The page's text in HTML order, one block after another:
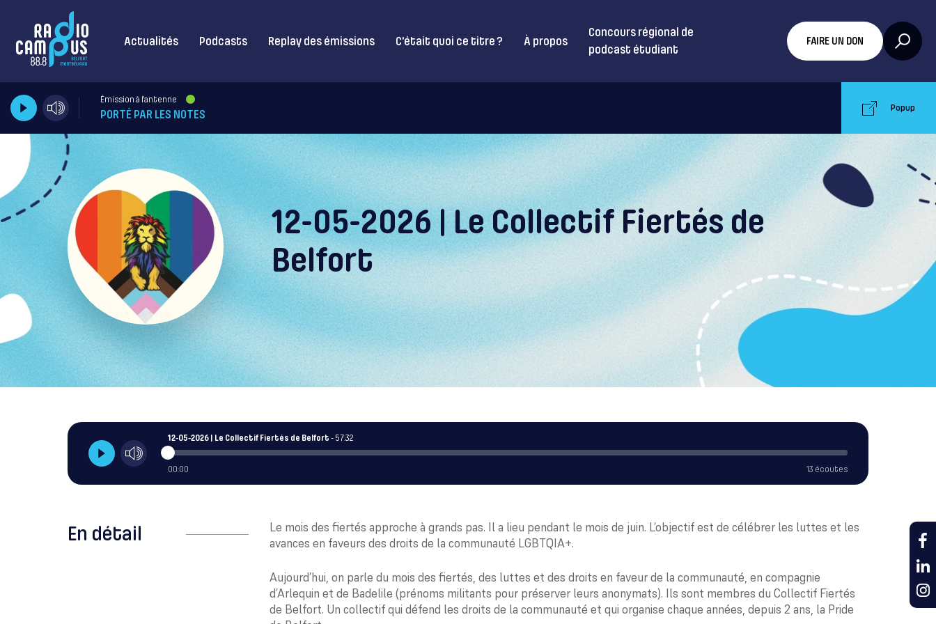
Actualités Podcasts Replay des émissions C’était quoi ce titre ? À propos
Concours régional de
podcast étudiant
FAIRE UN DON
Émission à l'antenne
PORTÉ PAR LES NOTES Popup
12-05-2026 | Le Collectif Fiertés de
Belfort
12-05-2026 | Le Collectif Fiertés de Belfort - 57:32
00:00 13 écoutes
En détail
Le mois des fiertés approche à grands pas. Il a lieu pendant le mois de juin. L’objectif est de célébrer les luttes et les
avances en faveurs des droits de la communauté LGBTQIA+.
Aujourd’hui, on parle du mois des fiertés, des luttes et des droits en faveur de la communauté, en compagnie
d’Arlequin et de Badelile (prénoms militants pour préserver leurs anonymats). Ils sont membres du Collectif Fiertés
de Belfort. Un collectif qui défend les droits de la communauté et qui organise chaque années, depuis 2 ans, la Pride